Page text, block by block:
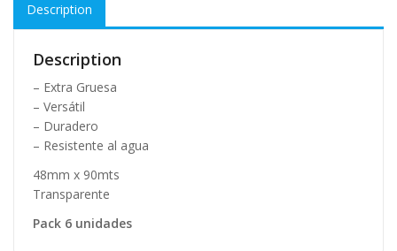
Description
Description
– Extra Gruesa
– Versátil
– Duradero
– Resistente al agua
48mm x 90mts
Transparente
Pack 6 unidades